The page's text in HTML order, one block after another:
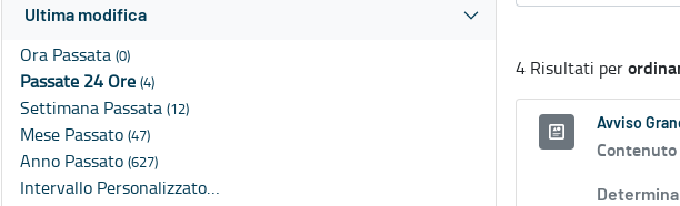
Ultima modifica
Ora Passata (0)
Passate 24 Ore (4)
Settimana Passata (12)
Mese Passato (47)
Anno Passato (627)
Intervallo Personalizzato…
4 Risultati per
Avviso